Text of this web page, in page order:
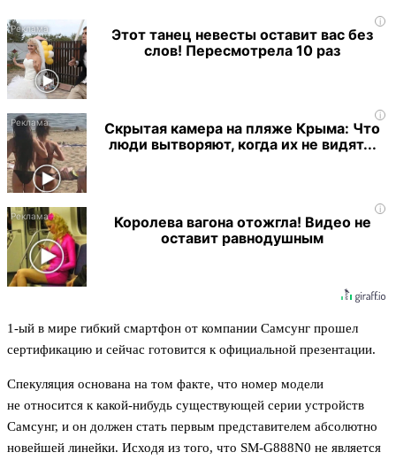
i
Этот танец невесты оставит вас без
слов! Пересмотрела 10 раз
i
Скрытая камера на пляже Крыма: Что
люди вытворяют, когда их не видят...
i
Королева вагона отожгла! Видео не
оставит равнодушным
1-ый в мире гибкий смартфон от компании Самсунг прошел
сертификацию и сейчас готовится к официальной презентации.
Спекуляция основана на том факте, что номер модели
не относится к какой-нибудь существующей серии устройств
Самсунг, и он должен стать первым представителем абсолютно
новейшей линейки. Исходя из того, что SM-G888N0 не является